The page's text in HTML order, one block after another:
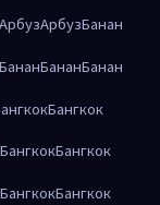
АрбузАрбузБанан
БананБананБанан
Бангкок
БангкокБангкок
БангкокБангкок